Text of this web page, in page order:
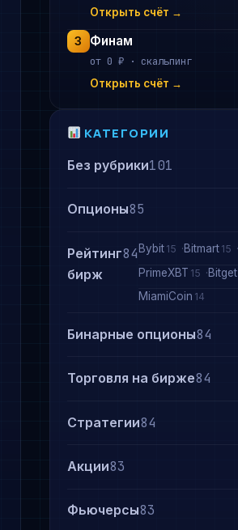
Открыть счёт →
3 Финам
от 0 ₽ · скальпинг
Открыть счёт →
КАТЕГОРИИ
Без рубрики101
Опционы85
Рейтинг
бирж
84 Bybit 15 Bitmart 15
PrimeXBT 15 Bitget
MiamiCoin 14
Бинарные опционы84
Торговля на бирже84
Стратегии84
Акции83
Фьючерсы83